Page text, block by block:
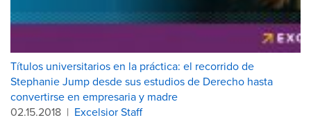
Títulos universitarios en la práctica: el recorrido de
Stephanie Jump desde sus estudios de Derecho hasta
convertirse en empresaria y madre
02.15.2018 | Excelsior Staff